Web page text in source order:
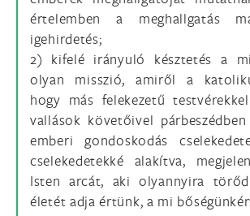
értelemben a meghallgatás
igehirdetés;
2) kifelé irányuló késztetés a
olyan misszió, amiről a
hogy más felekezetű
vallások követőivel
emberi gondoskodás
cselekedetekké alakítva,
Isten arcát, aki olyannyira
életét adja értünk, a mi